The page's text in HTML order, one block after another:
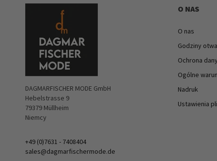
DAGMARFISCHER MODE GmbH
Hebelstrasse 9
79379 Müllheim
Niemcy
+49 (0)7631 - 7408404
sales@dagmarfischermode.de
O NAS
O nas
Godziny
Ochrona
Ogólne
Nadruk
Ustawienia